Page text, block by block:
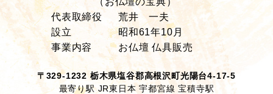
代表取締役
荒井 一夫
設立
昭和61年10月
事業内容
お仏壇 仏具販売
〒329-1232 栃木県塩谷郡高根沢町光陽台4-17-5
最寄り駅 JR東日本 宇都宮線 宝積寺駅